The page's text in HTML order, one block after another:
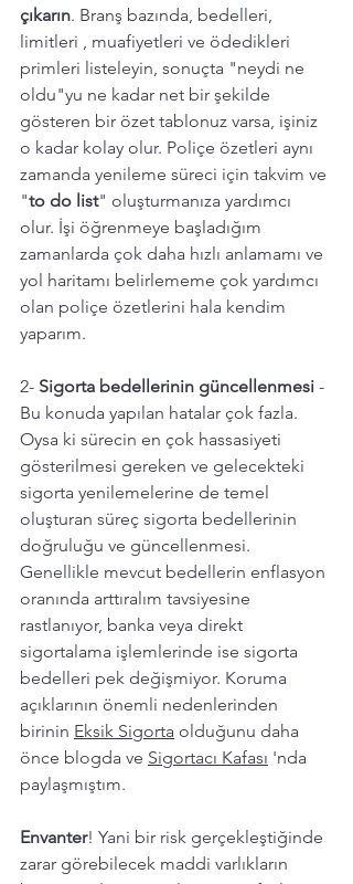
çıkarın. Branş bazında, bedelleri,
limitleri , muafiyetleri ve ödedikleri
primleri listeleyin, sonuçta "neydi ne
oldu"yu ne kadar net bir şekilde
gösteren bir özet tablonuz varsa, işiniz
o kadar kolay olur. Poliçe özetleri aynı
zamanda yenileme süreci için takvim ve
"to do list" oluşturmanıza yardımcı
olur. İşi öğrenmeye başladığım
zamanlarda çok daha hızlı anlamamı ve
yol haritamı belirlememe çok yardımcı
olan poliçe özetlerini hala kendim
yaparım.
2- Sigorta bedellerinin güncellenmesi -
Bu konuda yapılan hatalar çok fazla.
Oysa ki sürecin en çok hassasiyeti
gösterilmesi gereken ve gelecekteki
sigorta yenilemelerine de temel
oluşturan süreç sigorta bedellerinin
doğruluğu ve güncellenmesi.
Genellikle mevcut bedellerin enflasyon
oranında arttıralım tavsiyesine
rastlanıyor, banka veya direkt
sigortalama işlemlerinde ise sigorta
bedelleri pek değişmiyor. Koruma
açıklarının önemli nedenlerinden
birinin Eksik Sigorta olduğunu daha
önce blogda ve Sigortacı Kafası 'nda
paylaşmıştım.
Envanter! Yani bir risk gerçekleştiğinde
zarar görebilecek maddi varlıkların